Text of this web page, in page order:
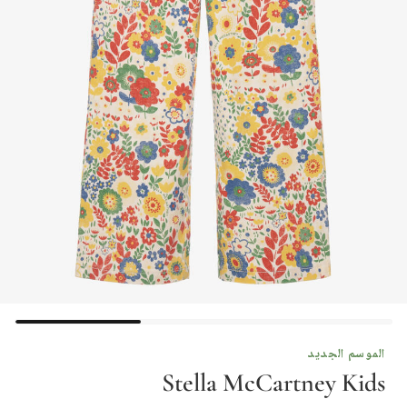
الموسم الجديد
Stella McCartney Kids